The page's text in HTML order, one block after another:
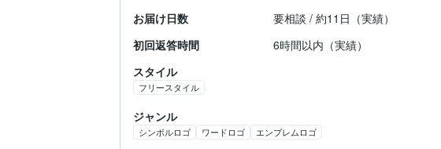
お届け日数
要相談 / 約11日（実績）
初回返答時間
6時間以内（実績）
スタイル
フリースタイル
ジャンル
シンボルロゴ ワードロゴ エンブレムロゴ